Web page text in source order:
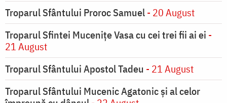
Troparul Sfântului Proroc Samuel- 20 August
Troparul Sfintei Muceniţe Vasa cu cei trei fii ai ei -
21 August
Troparul Sfântului Apostol Tadeu - 21 August
Troparul Sfântului Mucenic Agatonic şi al celor